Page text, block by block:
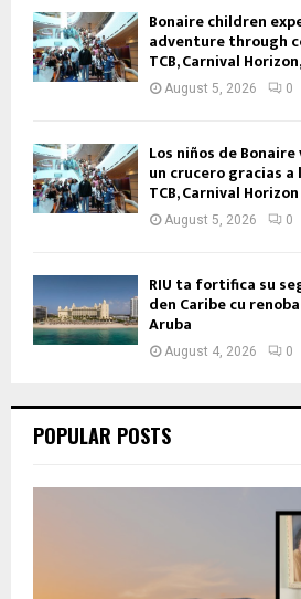
Bonaire children
adventure through
TCB, Carnival
August 5, 2026 0
Los niños de
un crucero gracias
TCB, Carnival
August 5, 2026 0
RIU ta fortifica su
den Caribe cu
Aruba
August 4, 2026 0
POPULAR POSTS